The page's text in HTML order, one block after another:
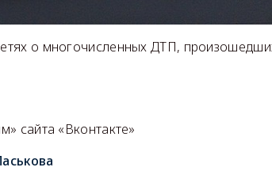
о многочисленных ДТП,
сайта «Вконтакте»